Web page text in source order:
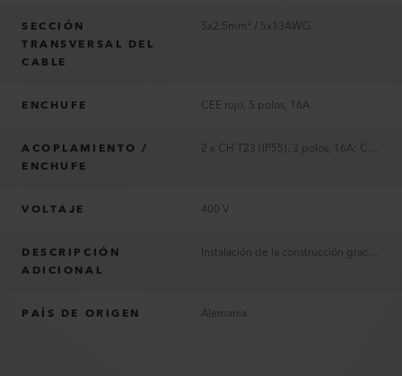
SECCIÓN
TRANSVERSAL DEL
CABLE
5x2.5mm² / 5x13AWG
ENCHUFE CEE rojo, 5 polos, 16A
ACOPLAMIENTO /
ENCHUFE
VOLTAJE 400 V
DESCRIPCIÓN
ADICIONAL
PAÍS DE ORIGEN Alemania